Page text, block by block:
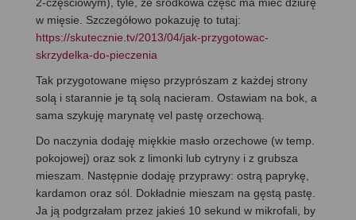
w mięsie. Szczegółowo pokazuję to tutaj:
https://skutecznie.tv/2013/04/jak-przygotowac-
skrzydelka-do-pieczenia
Tak przygotowane mięso przyprószam z każdej strony
solą i starannie je tą solą nacieram. Ostawiam na bok, a
sama szykuję marynatę vel pastę orzechową.
Do naczynia dodaję miękkie masło orzechowe (w temp.
pokojowej) oraz sok z limonki lub cytryny i z grubsza
mieszam. Następnie dodaję przyprawy: ostrą paprykę,
kardamon oraz sól. Dokładnie mieszam na gęstą pastę.
Ja ją podgrzałam przez jakieś 10 sekund w mikrofali, by